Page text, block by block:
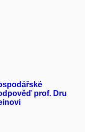
prof. Dru